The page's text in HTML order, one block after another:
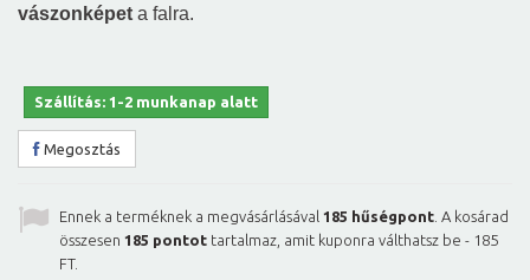
vászonképet a falra.
Szállítás: 1-2 munkanap alatt
Megosztás
Ennek a terméknek a megvásárlásával 185 hűségpont . A kosárad
összesen 185 pontot tartalmaz, amit kuponra válthatsz be - 185
FT.